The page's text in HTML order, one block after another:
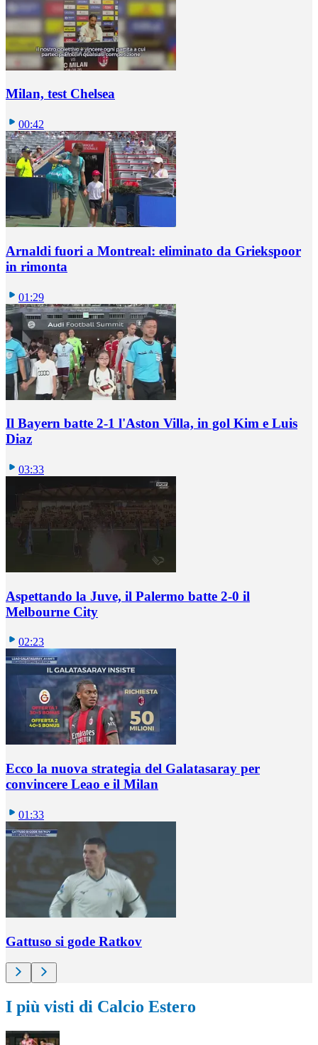
Milan, test Chelsea
00:42
Arnaldi fuori a Montreal: eliminato da Griekspoor
in rimonta
01:29
Il Bayern batte 2-1 l'Aston Villa, in gol Kim e Luis
Diaz
03:33
Aspettando la Juve, il Palermo batte 2-0 il
Melbourne City
02:23
Ecco la nuova strategia del Galatasaray per
convincere Leao e il Milan
01:33
Gattuso si gode Ratkov
I più visti di Calcio Estero